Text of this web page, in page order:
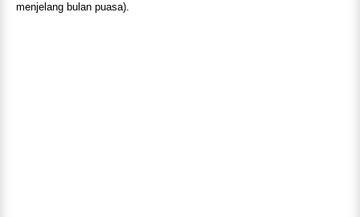
menjelang bulan puasa).